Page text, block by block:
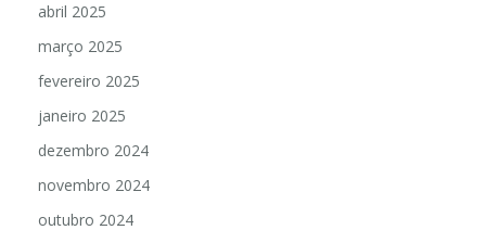
abril 2025
março 2025
fevereiro 2025
janeiro 2025
dezembro 2024
novembro 2024
outubro 2024